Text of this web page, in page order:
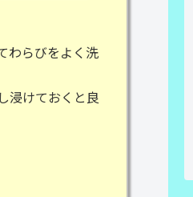
わらびをよく洗
浸けておくと良